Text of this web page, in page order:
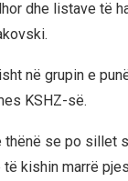
dhe listave të
në grupin e
KSHZ-së.
se po sillet
kishin marrë